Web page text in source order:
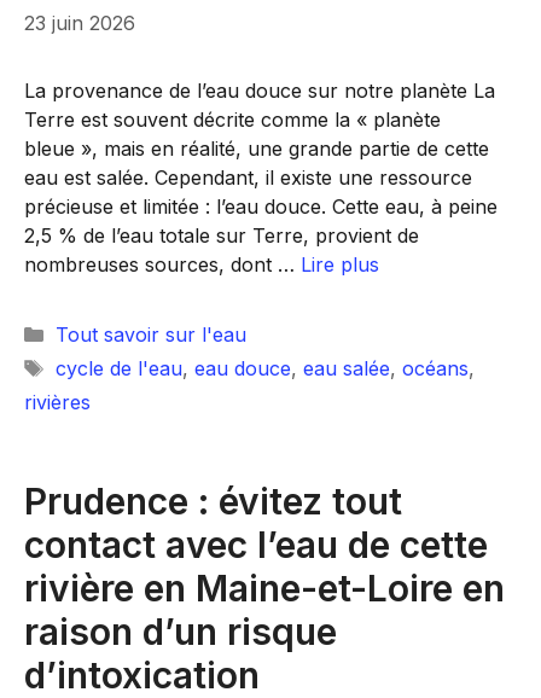
23 juin 2026
La provenance de l’eau douce sur notre planète La
Terre est souvent décrite comme la « planète
bleue », mais en réalité, une grande partie de cette
eau est salée. Cependant, il existe une ressource
précieuse et limitée : l’eau douce. Cette eau, à peine
2,5 % de l’eau totale sur Terre, provient de
nombreuses sources, dont … Lire plus
Catégories
Tout savoir sur l'eau
Étiquettes
cycle de l'eau, eau douce, eau salée, océans,
rivières
Prudence : évitez tout
contact avec l’eau de cette
rivière en Maine-et-Loire en
raison d’un risque
d’intoxication